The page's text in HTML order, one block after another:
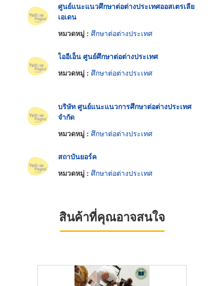
ศูนย์แนะแนวศึกษาต่อต่างประเทศออสเตรเลีย
เอเดน
หมวดหมู่ : ศึกษาต่อต่างประเทศ
ไออีเอ็น ศูนย์ศึกษาต่อต่างประเทศ
หมวดหมู่ : ศึกษาต่อต่างประเทศ
บริษัท ศูนย์แนะแนวการศึกษาต่อต่างประเทศ
จำกัด
หมวดหมู่ : ศึกษาต่อต่างประเทศ
สถาบันยอร์ค
หมวดหมู่ : ศึกษาต่อต่างประเทศ
สินค้าที่คุณอาจสนใจ